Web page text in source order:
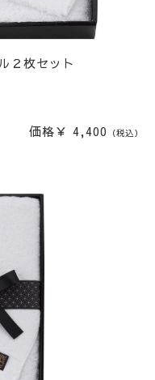
２枚セット
価格￥ 4,400 （税込）